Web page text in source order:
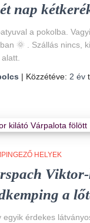
nap
a pokolba.
🌞 . Szállás nincs,
| Közzétéve: 2 év
HELYEK
a
egyik érdekes